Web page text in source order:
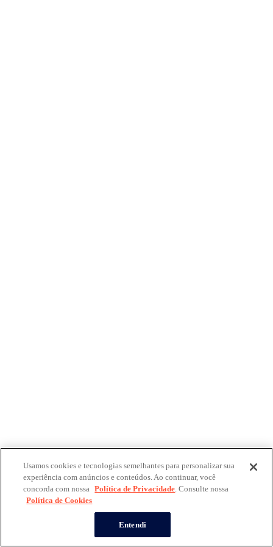
Usamos cookies e tecnologias semelhantes para personalizar sua
experiência com anúncios e conteúdos. Ao continuar, você
concorda com nossa Política de Privacidade. Consulte nossa
Política de Cookies
Entendi